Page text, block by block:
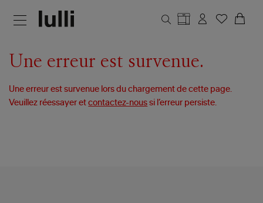
Une erreur est survenue.
Une erreur est survenue lors du chargement de cette page.
Veuillez réessayer etcontactez-nous si l’erreur persiste.